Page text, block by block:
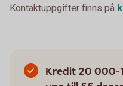
Kontaktuppgifter finns på
Kredit 20 000-